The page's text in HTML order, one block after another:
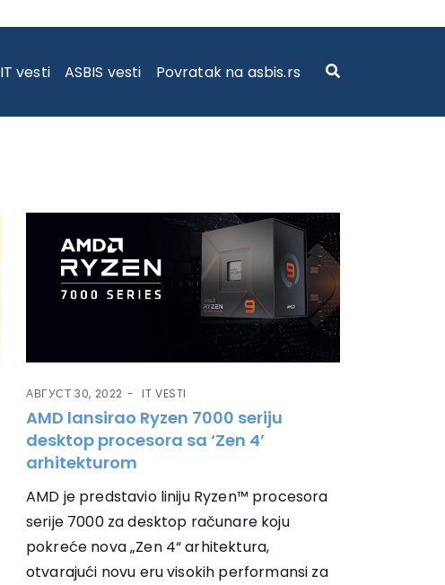
IT vesti ASBIS vesti Povratak na asbis.rs
АВГУСТ 30, 2022 IT VESTI
AMD lansirao Ryzen 7000 seriju
desktop procesora sa ‘Zen 4’
arhitekturom
AMD je predstavio liniju Ryzen™ procesora
serije 7000 za desktop računare koju
pokreće nova „Zen 4“ arhitektura,
otvarajući novu eru visokih performansi za